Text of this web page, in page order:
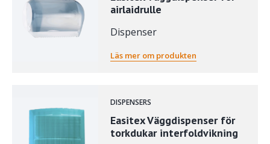
airlaidrulle
Dispenser
Läs mer om produkten
DISPENSERS
Easitex Väggdispenser för
torkdukar interfoldvikning